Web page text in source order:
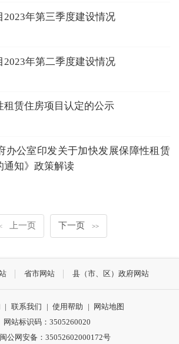
2023年第三季度建设情况
2023年第二季度建设情况
租赁住房项目认定的公示
办公室印发关于加快发展保障性租赁
通知》政策解读
上一页 下一页 >>
省市网站 县（市、区）政府网站
| 联系我们 | 使用帮助 | 网站地图
网站标识码：3505260020
闽公网安备：35052602000172号